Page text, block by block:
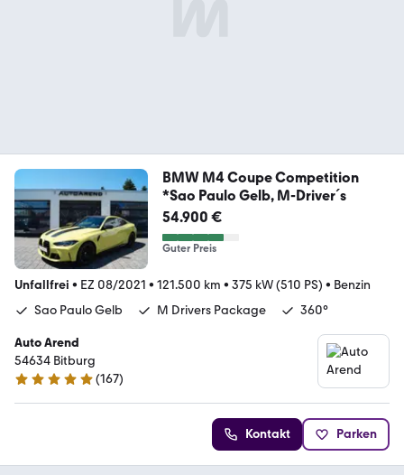
BMW M4 Coupe Competition
*Sao Paulo Gelb, M-Driver´s
54.900 €
Guter Preis
Unfallfrei • EZ 08/2021 • 121.500 km • 375 kW (510 PS) • Benzin
Sao Paulo Gelb
M Drivers Package 360°
Auto Arend
54634 Bitburg
4.9 Sterne
(167)
Kontakt Parken